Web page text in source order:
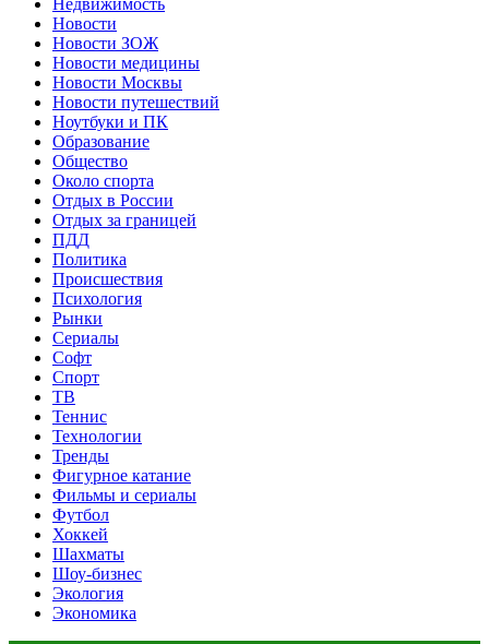
Новости
Новости ЗОЖ
Новости медицины
Новости Москвы
Новости путешествий
Ноутбуки и ПК
Образование
Общество
Около спорта
Отдых в России
Отдых за границей
ПДД
Политика
Происшествия
Психология
Рынки
Сериалы
Софт
Спорт
ТВ
Теннис
Технологии
Тренды
Фигурное катание
Фильмы и сериалы
Футбол
Хоккей
Шахматы
Шоу-бизнес
Экология
Экономика